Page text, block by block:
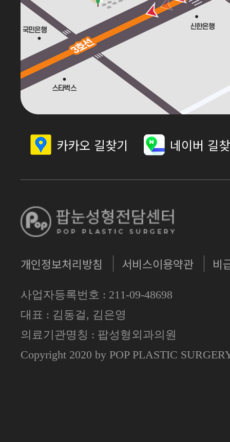
카카오 길찾기 네이버 길
개인정보처리방침 서비스이용약관 비
사업자등록번호 : 211-09-48698
대표 : 김동걸, 김은영
의료기관명칭 : 팝성형외과의원
Copyright 2020 by POP PLASTIC